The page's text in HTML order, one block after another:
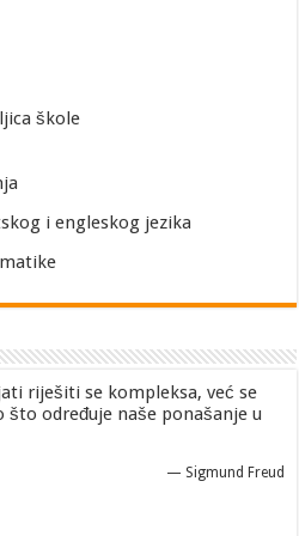
škole
i engleskog jezika
riješiti se kompleksa, već se
određuje naše ponašanje u
— Sigmund Freud